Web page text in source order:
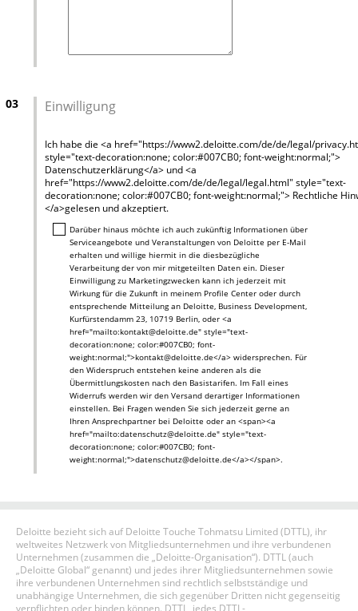
03 Einwilligung
Ich habe die <a href="https://www2.deloitte.com/de/de/legal/
style="text-decoration:none; color:#007CB0; font-weight:normal;">
Datenschutzerklärung</a> und <a
href="https://www2.deloitte.com/de/de/legal/legal.html" style="text-
decoration:none; color:#007CB0; font-weight:normal;"> Rechtliche
</a>gelesen und akzeptiert.
Darüber hinaus möchte ich auch zukünftig Informationen über
Serviceangebote und Veranstaltungen von Deloitte per E-Mail
erhalten und willige hiermit in die diesbezügliche
Verarbeitung der von mir mitgeteilten Daten ein. Dieser
Einwilligung zu Marketingzwecken kann ich jederzeit mit
Wirkung für die Zukunft in meinem Profile Center oder durch
entsprechende Mitteilung an Deloitte, Business Development,
Kurfürstendamm 23, 10719 Berlin, oder <a
href="mailto:kontakt@deloitte.de" style="text-
decoration:none; color:#007CB0; font-
weight:normal;">kontakt@deloitte.de</a> widersprechen. Für
den Widerspruch entstehen keine anderen als die
Übermittlungskosten nach den Basistarifen. Im Fall eines
Widerrufs werden wir den Versand derartiger Informationen
einstellen. Bei Fragen wenden Sie sich jederzeit gerne an
Ihren Ansprechpartner bei Deloitte oder an <span><a
href="mailto:datenschutz@deloitte.de" style="text-
decoration:none; color:#007CB0; font-
weight:normal;">datenschutz@deloitte.de</a></span>.
Deloitte bezieht sich auf Deloitte Touche Tohmatsu Limited (DTTL), ihr
weltweites Netzwerk von Mitgliedsunternehmen und ihre verbundenen
Unternehmen (zusammen die „Deloitte-Organisation“). DTTL (auch
„Deloitte Global“ genannt) und jedes ihrer Mitgliedsunternehmen sowie
ihre verbundenen Unternehmen sind rechtlich selbstständige und
unabhängige Unternehmen, die sich gegenüber Dritten nicht gegenseitig
verpflichten oder binden können. DTTL, jedes DTTL-